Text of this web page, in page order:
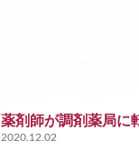
薬剤師が調剤薬局に
2020.12.02